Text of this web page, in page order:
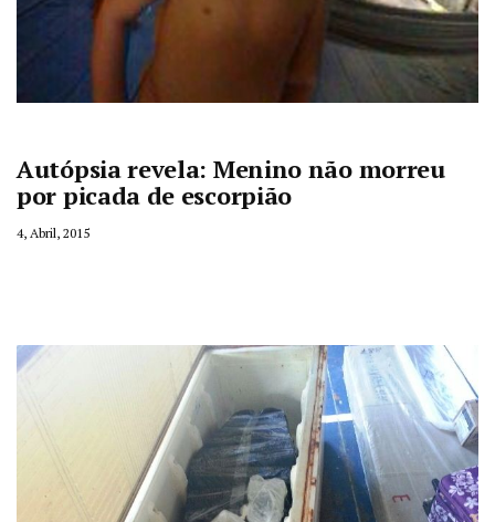
Autópsia revela: Menino não morreu
por picada de escorpião
4, Abril, 2015